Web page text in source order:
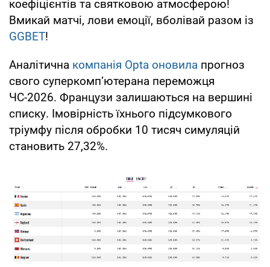
коефіцієнтів та святковою атмосферою!
Вмикай матчі, лови емоції, вболівай разом із
GGBET!
Аналітична компанія Opta оновила прогноз
свого суперкомп’ютерана переможця
ЧС-2026. Французи залишаються на вершині
списку. Імовірність їхнього підсумкового
тріумфу після обробки 10 тисяч симуляцій
становить 27,32%.